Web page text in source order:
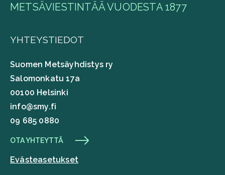
METSÄVIESTINTÄÄ VUODESTA 1877
YHTEYSTIEDOT
Suomen Metsäyhdistys ry
Salomonkatu 17a
00100 Helsinki
info@smy.fi
09 685 0880
OTA YHTEYTTÄ
Evästeasetukset